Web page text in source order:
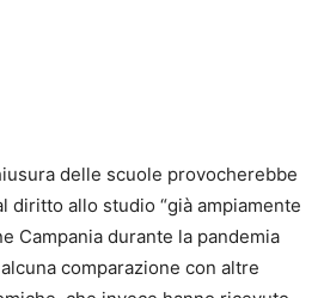
delle scuole provocherebbe
diritto allo studio “già ampiamente
Campania durante la pandemia
comparazione con altre